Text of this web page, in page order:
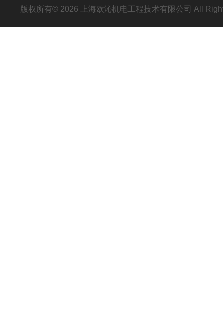
版权所有© 2026 上海欧沁机电工程技术有限公司 All